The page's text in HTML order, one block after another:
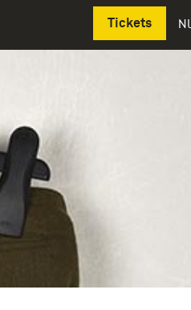
Tickets NL
Deutsch